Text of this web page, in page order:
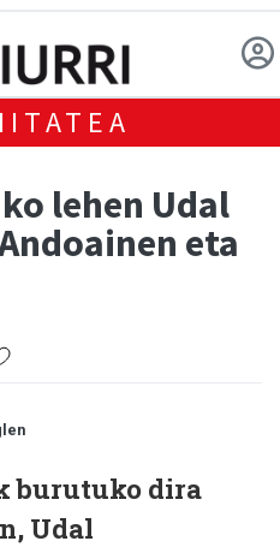
lehen Udal
eta
burutuko dira
Udal